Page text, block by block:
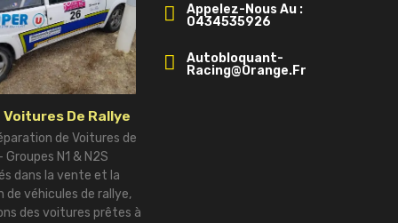
Voitures De Rallye
de Voitures de
Groupes N1 & N2S
dans la vente et la
de véhicules de rallye,
des voitures prêtes à
Appelez-Nous Au :
0434535926
Autobloquant-
Racing@orange.fr